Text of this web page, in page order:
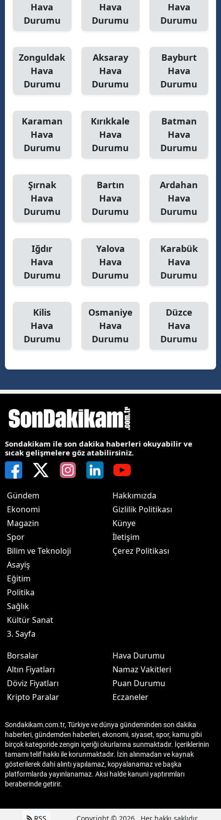
Hava
Durumu
Hava
Durumu
Hava
Durumu
Zonguldak
Hava
Durumu
Aksaray
Hava
Durumu
Bayburt
Hava
Durumu
Karaman
Hava
Durumu
Kırıkkale
Hava
Durumu
Batman
Hava
Durumu
Şırnak
Hava
Durumu
Bartın
Hava
Durumu
Ardahan
Hava
Durumu
Iğdır
Hava
Durumu
Yalova
Hava
Durumu
Karabük
Hava
Durumu
Kilis
Hava
Durumu
Osmaniye
Hava
Durumu
Düzce
Hava
Durumu
Sondakikam ile son dakika haberleri okuyabilir ve
sıcak gelişmelere göz atabilirsiniz.
Gündem
Ekonomi
Magazin
Spor
Bilim ve Teknoloji
Asayiş
Eğitim
Politika
Sağlık
Kültür Sanat
3. Sayfa
Hakkımızda
Gizlilik Politikası
Künye
İletişim
Çerez Politikası
Borsalar
Altın Fiyatları
Döviz Fiyatları
Kripto Paralar
Hava Durumu
Namaz Vakitleri
Puan Durumu
Eczaneler
Sondakikam.com.tr, Türkiye ve dünya gündeminden son dakika
haberleri, gündemden haberleri, ekonomi, siyaset, spor, kamu gibi
birçok kategoride zengin içeriği okurlarına sunmaktadır. İçeriklerinin
tamamı telif hakkı ile korunmaktadır. İzin alınmadan ve kaynak
gösterilerek dahi alıntı yapılamaz, kopyalanamaz ve başka
platformlarda yayınlanamaz. Aksi halde kanuni yaptırımları
beraberinde getirir.
RSS Copyright © 2026 . Her hakkı saklıdır.